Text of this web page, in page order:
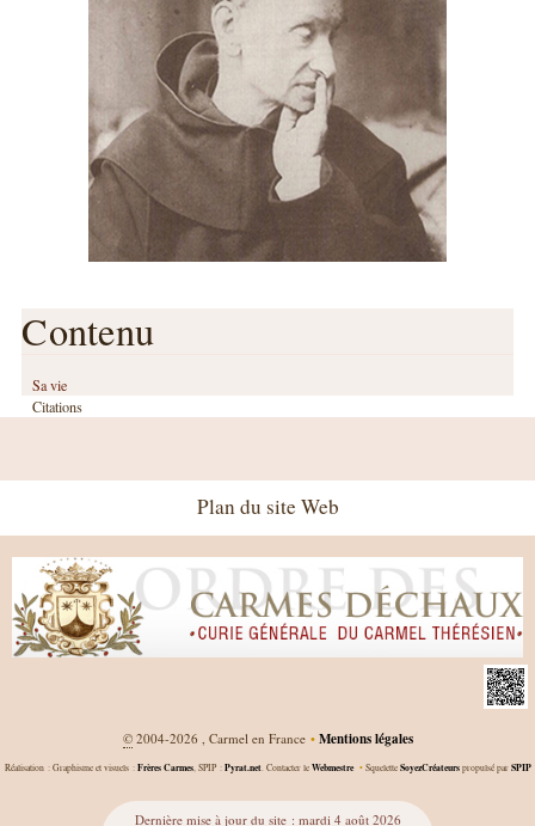
Contenu
Sa vie
Citations
Plan du site Web
©2004-2026 , Carmel en France • Mentions légales
Réalisation : Graphisme et visuels : Frères Carmes, SPIP : Pyrat.net. Contacter le Webmestre •Squelette SoyezCréateurspropulsé par SPIP
Dernière mise à jour du site : mardi 4 août 2026